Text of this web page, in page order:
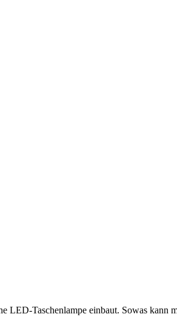
Taschenlampe einbaut. Sowas kann